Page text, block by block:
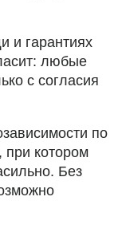
и гарантиях
любые
с согласия
по
при котором
Без